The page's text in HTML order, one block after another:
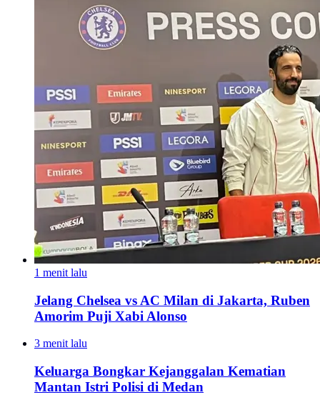
1 menit lalu
Jelang Chelsea vs AC Milan di Jakarta, Ruben
Amorim Puji Xabi Alonso
3 menit lalu
Keluarga Bongkar Kejanggalan Kematian
Mantan Istri Polisi di Medan